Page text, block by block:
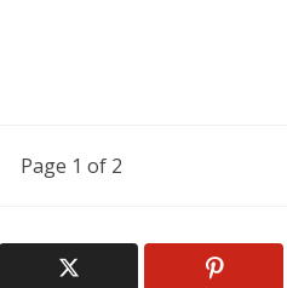
Page 1 of 2